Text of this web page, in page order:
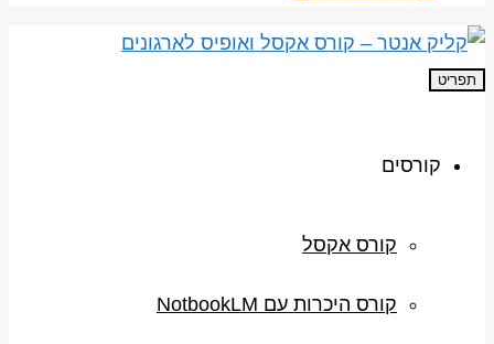
תפריט
קורסים
קורס אקסל
קורס היכרות עם NotbookLM